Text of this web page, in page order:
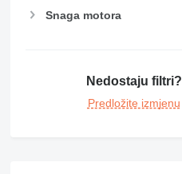
Snaga motora
Nedostaju filtri?
Predložite izmjenu